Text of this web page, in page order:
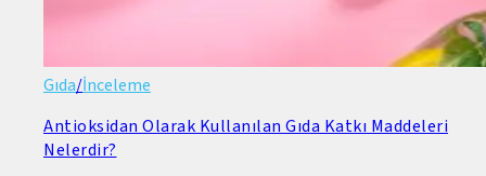
Gıda/İnceleme
Antioksidan Olarak Kullanılan Gıda Katkı Maddeleri
Nelerdir?